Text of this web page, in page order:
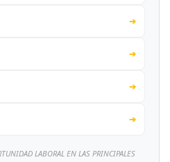
➔
➔
➔
➔
LABORAL EN LAS PRINCIPALES